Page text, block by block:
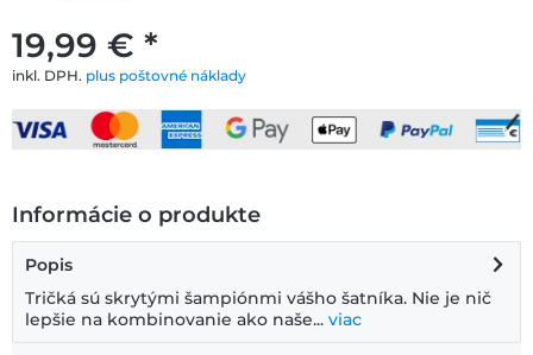
19,99 € *
inkl. DPH. plus poštovné náklady
Informácie o produkte
Popis
Tričká sú skrytými šampiónmi vášho šatníka. Nie je nič
lepšie na kombinovanie ako naše... viac